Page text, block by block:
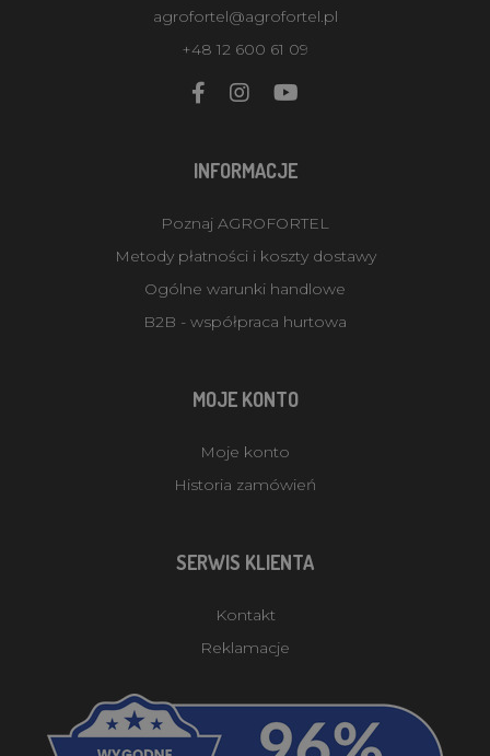
agrofortel@agrofortel.pl
+48 12 600 61 09
INFORMACJE
Poznaj AGROFORTEL
Metody płatności i koszty dostawy
Ogólne warunki handlowe
B2B - współpraca hurtowa
MOJE KONTO
Moje konto
Historia zamówień
SERWIS KLIENTA
Kontakt
Reklamacje